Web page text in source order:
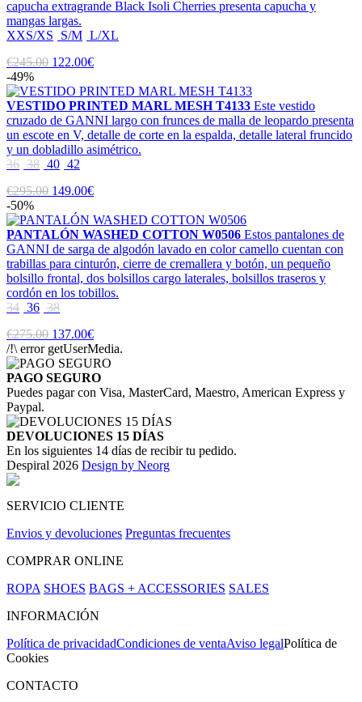
capucha extragrande Black Isoli Cherries presenta capucha y
mangas largas.
XXS/XS
S/M L/XL
€245.00 122.00€
-49%
VESTIDO PRINTED MARL MESH T4133 Este vestido
cruzado de GANNI largo con frunces de malla de leopardo presenta
un escote en V, detalle de corte en la espalda, detalle lateral fruncido
y un dobladillo asimétrico.
36 38 40 42
€295.00 149.00€
-50%
PANTALÓN WASHED COTTON W0506 Estos pantalones de
GANNI de sarga de algodón lavado en color camello cuentan con
trabillas para cinturón, cierre de cremallera y botón, un pequeño
bolsillo frontal, dos bolsillos cargo laterales, bolsillos traseros y
cordón en los tobillos.
34 36 38
€275.00 137.00€
/!\ error getUserMedia.
PAGO SEGURO
Puedes pagar con Visa, MasterCard, Maestro, American Express y
Paypal.
DEVOLUCIONES 15 DÍAS
En los siguientes 14 días de recibir tu pedido.
Despiral 2026 Design by Neorg
SERVICIO CLIENTE
Envios y devoluciones Preguntas frecuentes
COMPRAR ONLINE
ROPA SHOES BAGS + ACCESSORIES SALES
INFORMACIÓN
Política de privacidadCondiciones de ventaAviso legalPolítica de
Cookies
CONTACTO